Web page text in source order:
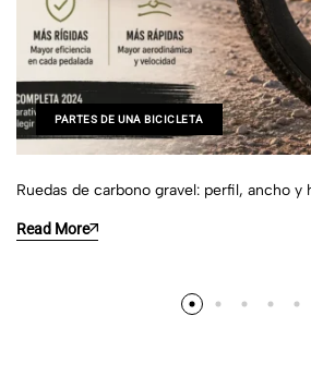
PARTES DE UNA BICICLETA
Ruedas de carbono gravel: perfil, ancho y
Read More